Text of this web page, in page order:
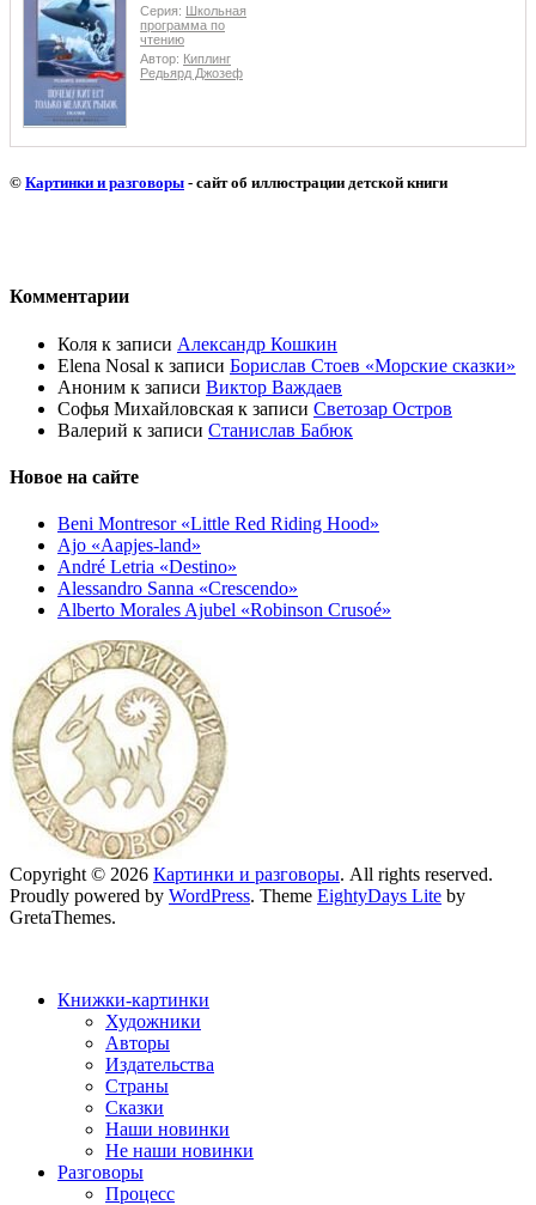
Серия: Школьная
программа по
чтению
Автор: Киплинг
Редьярд Джозеф
© Картинки и разговоры - сайт об иллюстрации детской книги
Комментарии
Коля к записи Александр Кошкин
Elena Nosal к записи Борислав Стоев «Морские сказки»
Аноним к записи Виктор Важдаев
Софья Михайловская к записи Светозар Остров
Валерий к записи Станислав Бабюк
Новое на сайте
Beni Montresor «Little Red Riding Hood»
Ajo «Aapjes-land»
André Letria «Destino»
Alessandro Sanna «Crescendo»
Alberto Morales Ajubel «Robinson Crusoé»
Copyright © 2026 Картинки и разговоры. All rights reserved.
Proudly powered by WordPress. Theme EightyDays Lite by
GretaThemes.
Книжки-картинки
Художники
Авторы
Издательства
Страны
Сказки
Наши новинки
Не наши новинки
Разговоры
Процесс